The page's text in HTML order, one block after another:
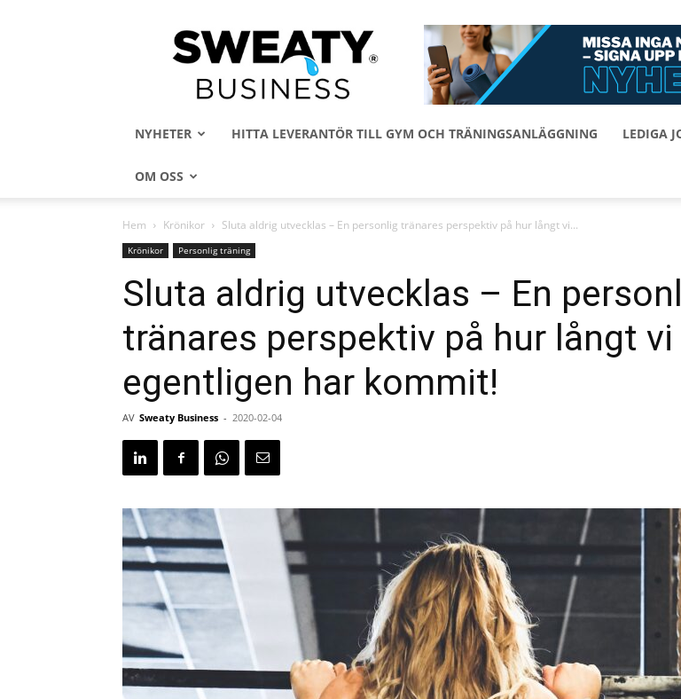
Sweaty
Business
NYHETER HITTA LEVERANTÖR TILL GYM OCH TRÄNINGSANLÄGGNING LEDIGA
OM OSS
Hem Krönikor Sluta aldrig utvecklas – En personlig tränares perspektiv på hur långt vi...
Krönikor Personlig träning
Sluta aldrig utvecklas – En
tränares perspektiv på hur långt vi
egentligen har kommit!
AV Sweaty Business - 2020-02-04